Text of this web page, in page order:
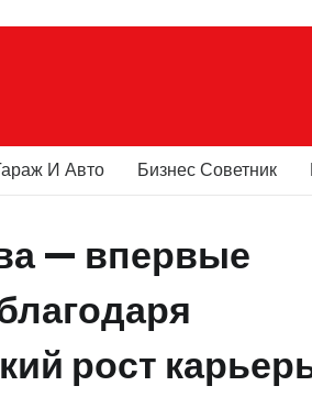
И Авто Бизнес Советник
— впервые
рост